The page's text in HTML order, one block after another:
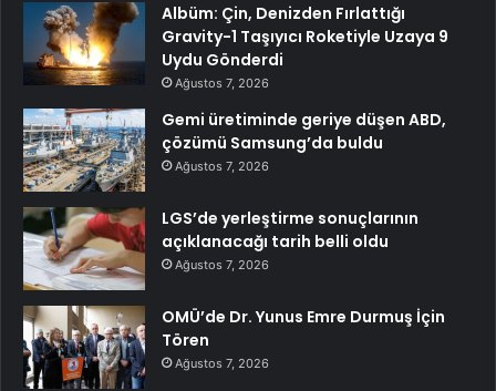
Albüm: Çin, Denizden Fırlattığı
Gravity-1 Taşıyıcı Roketiyle Uzaya 9
Uydu Gönderdi
Ağustos 7, 2026
Gemi üretiminde geriye düşen ABD,
çözümü Samsung’da buldu
Ağustos 7, 2026
LGS’de yerleştirme sonuçlarının
açıklanacağı tarih belli oldu
Ağustos 7, 2026
OMÜ’de Dr. Yunus Emre Durmuş İçin
Tören
Ağustos 7, 2026